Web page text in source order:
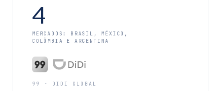
4
MERCADOS: BRASIL, MÉXICO,
COLÔMBIA E ARGENTINA
99 · DIDI GLOBAL